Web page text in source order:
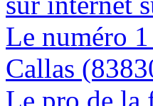
Le numéro
Callas
Le pro de la